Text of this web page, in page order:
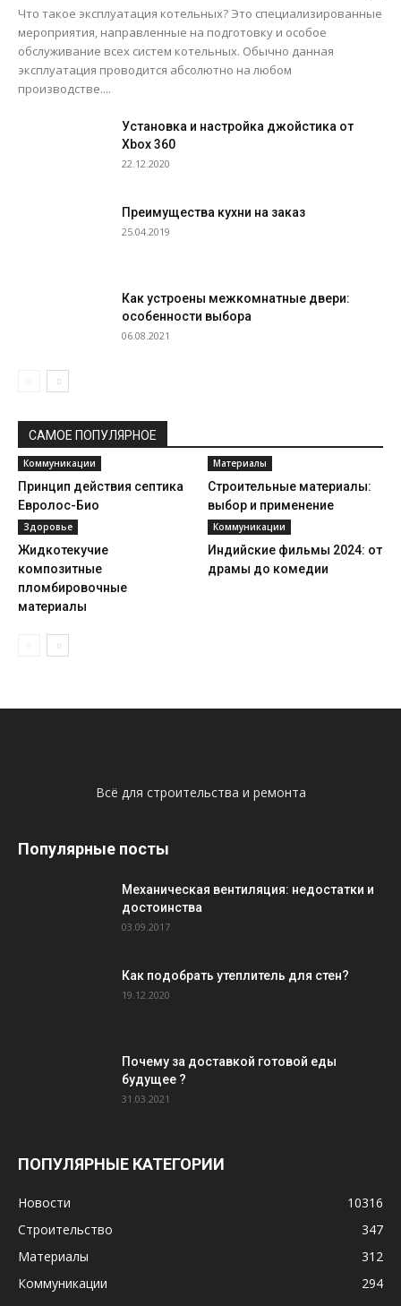
Что такое эксплуатация котельных? Это специализированные
мероприятия, направленные на подготовку и особое
обслуживание всех систем котельных. Обычно данная
эксплуатация проводится абсолютно на любом
производстве....
Установка и настройка джойстика от
Xbox 360
22.12.2020
Преимущества кухни на заказ
25.04.2019
Как устроены межкомнатные двери:
особенности выбора
06.08.2021
САМОЕ ПОПУЛЯРНОЕ
Коммуникации
Принцип действия септика
Евролос-Био
Материалы
Строительные материалы:
выбор и применение
Здоровье
Жидкотекучие
композитные
пломбировочные
материалы
Коммуникации
Индийские фильмы 2024: от
драмы до комедии
Всё для строительства и ремонта
Популярные посты
Механическая вентиляция: недостатки и
достоинства
03.09.2017
Как подобрать утеплитель для стен?
19.12.2020
Почему за доставкой готовой еды
будущее ?
31.03.2021
ПОПУЛЯРНЫЕ КАТЕГОРИИ
Новости
10316
Строительство
347
Материалы
312
Коммуникации
294